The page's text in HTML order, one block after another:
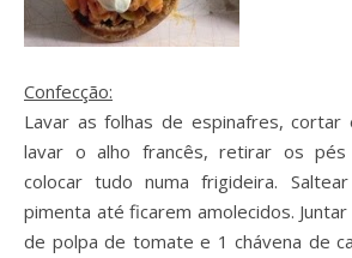
Confecção:
Lavar as folhas de espinafres,
lavar o alho francês, retirar os
colocar tudo numa frigideira.
pimenta até ficarem amolecidos.
de polpa de tomate e 1 chávena de